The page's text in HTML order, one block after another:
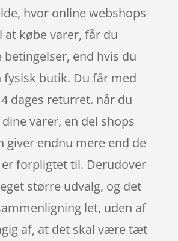
hvor online webshops
købe varer, får du
betingelser, end hvis du
fysisk butik. Du får med
dages returret. når du
varer, en del shops
giver endnu mere end de
er forpligtet til. Derudover
større udvalg, og det
let, uden af
af, at det skal være tæt